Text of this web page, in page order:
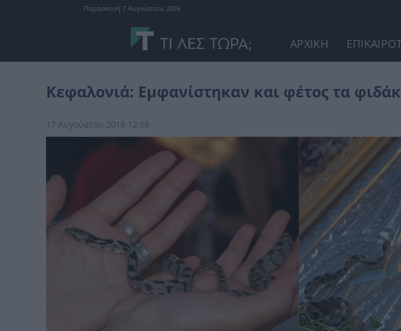
Παρασκευή 7 Αυγούστου 2026
ΑΡΧΙΚΗ
Κεφαλονιά: Εμφανίστηκαν και φέτος τα
17 Αυγούστου 2018 12:58